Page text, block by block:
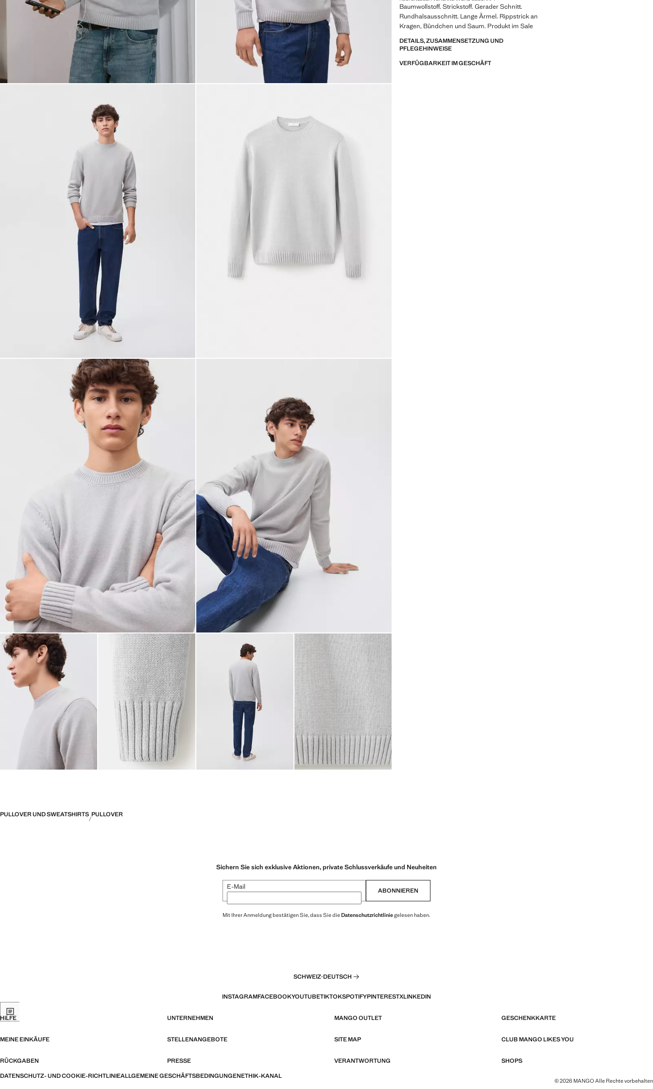
Baumwollstoff. Strickstoff. Gerader Schnitt.
Rundhalsausschnitt. Lange Ärmel. Rippstrick an
Kragen, Bündchen und Saum. Produkt im Sale
DETAILS, ZUSAMMENSETZUNG UND
PFLEGEHINWEISE
VERFÜGBARKEIT IM GESCHÄFT
PULLOVER UND SWEATSHIRTS PULLOVER
Sichern Sie sich exklusive Aktionen, private Schlussverkäufe und Neuheiten
E-Mail ABONNIEREN
Mit Ihrer Anmeldung bestätigen Sie, dass Sie dieDatenschutzrichtliniegelesen haben.
SCHWEIZ·DEUTSCH
INSTAGRAMFACEBOOKYOUTUBETIKTOKSPOTIFYPINTERESTXLINKEDIN
HILFE UNTERNEHMEN MANGO OUTLET GESCHENKKARTE
MEINE EINKÄUFE STELLENANGEBOTE SITE MAP CLUB MANGO LIKES YOU
RÜCKGABEN PRESSE VERANTWORTUNG
SHOPS
DATENSCHUTZ- UND COOKIE-RICHTLINIEALLGEMEINE GESCHÄFTSBEDINGUNGENETHIK-KANAL
© 2026 MANGO Alle Rechte vorbehalten